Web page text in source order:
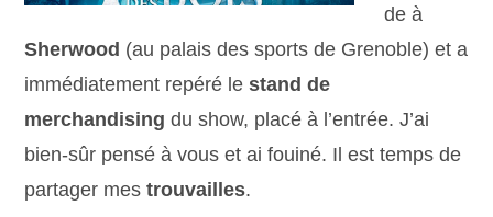
de à
Sherwood (au palais des sports de Grenoble) et a
immédiatement repéré lestand de
merchandising du show, placé à l’entrée. J’ai
bien-sûr pensé à vous et ai fouiné. Il est temps de
partager mestrouvailles.